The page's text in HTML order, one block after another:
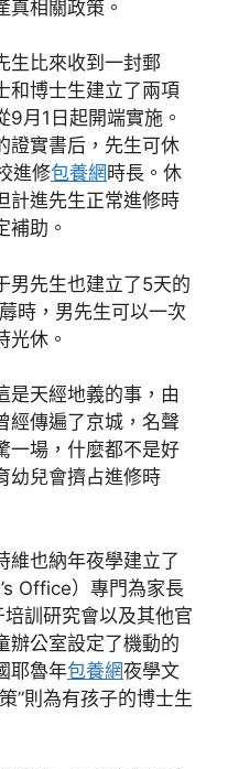
真相關政策。
比來收到一封郵
和博士生建立了兩項
月1日起開端實施。
證實書后，先生可休
進修包養網 時長。休
計進先生正常進修時
補助。
先生也建立了5天的
時，男先生可以一次
光休。
天經地義的事，由
經傳遍了京城，名聲
一場，什麼都不是好
幼兒會擠占進修時
也納年夜學建立了
Office）專門為家長
培訓研究會以及其他官
辦公室設定了機動的
耶魯年包養網夜學文
”則為有孩子的博士生